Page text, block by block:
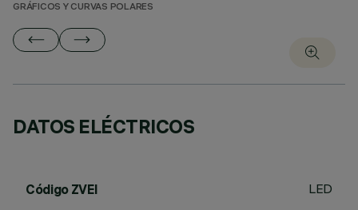
GRÁFICOS Y CURVAS POLARES
DATOS ELÉCTRICOS
Código ZVEI LED